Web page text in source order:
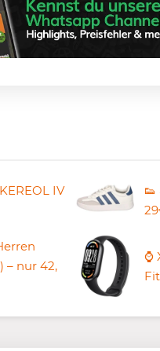
IV
– nur 42,
⌚